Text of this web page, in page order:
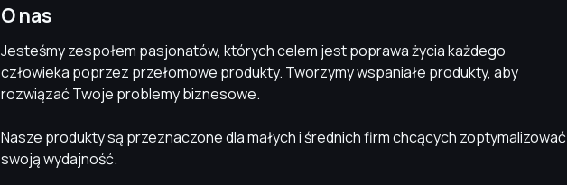
O nas
Jesteśmy zespołem pasjonatów, których celem jest poprawa życia każdego
człowieka poprzez przełomowe produkty. Tworzymy wspaniałe produkty, aby
rozwiązać Twoje problemy biznesowe.
Nasze produkty są przeznaczone dla małych i średnich firm chcących zoptymalizować
swoją wydajność.